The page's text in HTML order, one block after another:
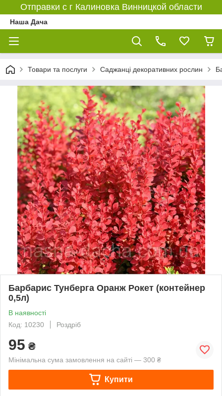
Отправки с г Калиновка Винницкой области
Наша Дача
Товари та послуги Саджанці декоративних рослин
Барбарис Тунберга Оранж Рокет (контейнер
0,5л)
В наявності
Код: 10230
Роздріб
95 ₴
Мінімальна сума замовлення на сайті — 300 ₴
Купити